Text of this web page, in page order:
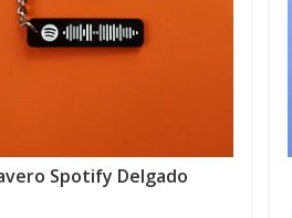
Spotify Delgado